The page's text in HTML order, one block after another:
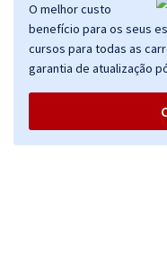
O melhor custo
benefício para os seus
cursos para todas as
garantia de atualização